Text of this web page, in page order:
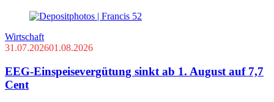
Wirtschaft
31.07.202601.08.2026
EEG-Einspeisevergütung sinkt ab 1. August auf 7,7
Cent